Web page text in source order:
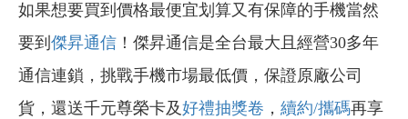
如果想要買到價格最便宜划算又有保障的手機當然
要到 傑昇通信 ！傑昇通信是全台最大且經營30多年
通信連鎖，挑戰手機市場最低價，保證原廠公司
貨，還送千元尊榮卡及好禮抽獎卷 ， 續約/攜碼再享